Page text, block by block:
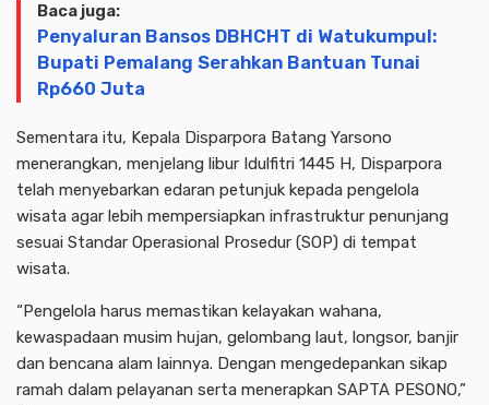
Baca juga:
Penyaluran Bansos DBHCHT di Watukumpul:
Bupati Pemalang Serahkan Bantuan Tunai
Rp660 Juta
Sementara itu, Kepala Disparpora Batang Yarsono
menerangkan, menjelang libur Idulfitri 1445 H, Disparpora
telah menyebarkan edaran petunjuk kepada pengelola
wisata agar lebih mempersiapkan infrastruktur penunjang
sesuai Standar Operasional Prosedur (SOP) di tempat
wisata.
“Pengelola harus memastikan kelayakan wahana,
kewaspadaan musim hujan, gelombang laut, longsor, banjir
dan bencana alam lainnya. Dengan mengedepankan sikap
ramah dalam pelayanan serta menerapkan SAPTA PESONO,”